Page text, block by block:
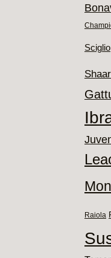
Sciglio
Raiola